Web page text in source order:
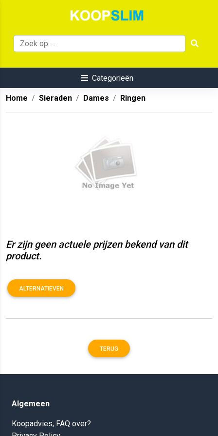
Categorieën
Home Sieraden Dames Ringen
Er zijn geen actuele prijzen bekend van dit
product.
ALTERNATIEVEN
TERUG
Algemeen
Koopadvies, FAQ over?